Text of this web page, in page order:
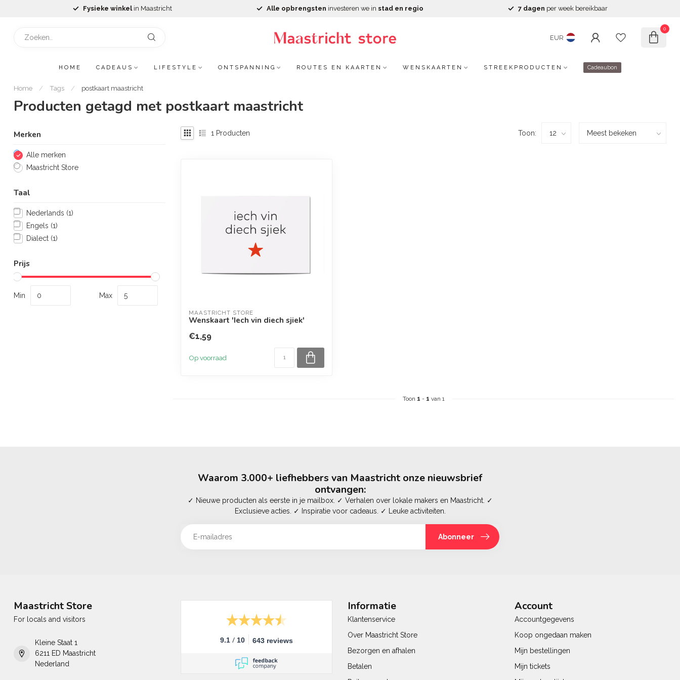
Fysieke winkel in Maastricht Alle opbrengsten investeren we in stad en regio 7 dagen per week bereikbaar
EUR
0
HOME CADEAUS LIFESTYLE ONTSPANNING ROUTES EN KAARTEN WENSKAARTEN STREEKPRODUCTEN Cadeaubon
Home / Tags / postkaart maastricht
Producten getagd met postkaart maastricht
Merken
Alle merken
Maastricht Store
Taal
Nederlands (1)
Engels (1)
Dialect (1)
Prijs
Min Max
1 Producten Toon:
MAASTRICHT STORE
Wenskaart 'Iech vin diech sjiek'
€1,59
Op voorraad
Toon 1 - 1 van 1
Waarom 3.000+ liefhebbers van Maastricht onze nieuwsbrief
ontvangen:
✓ Nieuwe producten als eerste in je mailbox. ✓ Verhalen over lokale makers en Maastricht. ✓
Exclusieve acties. ✓ Inspiratie voor cadeaus. ✓ Leuke activiteiten.
Abonneer
Maastricht Store
For locals and visitors
Kleine Staat 1
6211 ED Maastricht
Nederland
9.1 / 10 643 reviews
Informatie
Klantenservice
Over Maastricht Store
Bezorgen en afhalen
Betalen
Account
Accountgegevens
Koop ongedaan maken
Mijn bestellingen
Mijn tickets